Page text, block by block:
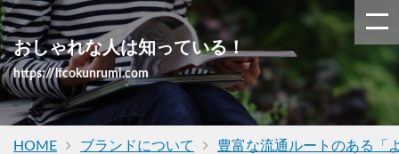
おしゃれな人は知っている！
https://lfcokunrumi.com
HOME ブランドについて 豊富な流通ルートのある「